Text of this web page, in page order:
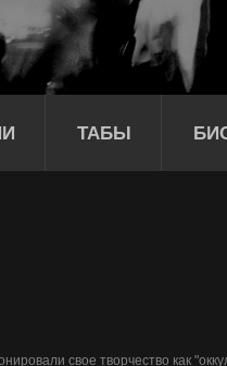
ТАБЫ
свое творчество как